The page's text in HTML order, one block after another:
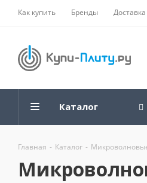
Как купить Бренды
Каталог
Главная - Каталог -